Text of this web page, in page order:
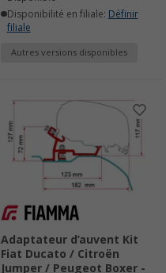
Disponibilité en filiale: Définir
filiale
Autres versions disponibles
Adaptateur d’auvent Kit
Fiat Ducato / Citroën
Jumper / Peugeot Boxer -